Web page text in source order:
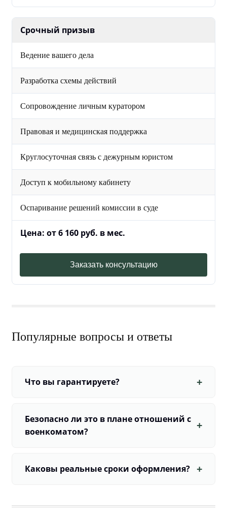
Срочный призыв
Ведение вашего дела
Разработка схемы действий
Сопровождение личным куратором
Правовая и медицинская поддержка
Круглосуточная связь с дежурным юристом
Доступ к мобильному кабинету
Оспаривание решений комиссии в суде
Цена: от 6 160 руб. в мес.
Заказать консультацию
Популярные вопросы и ответы
Что вы гарантируете?
Безопасно ли это в плане отношений с
военкоматом?
Каковы реальные сроки оформления?